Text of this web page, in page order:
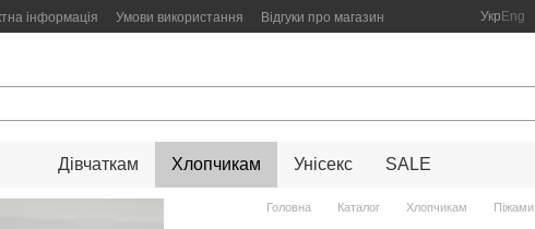
інформація Умови використання Відгуки про магазин Укр Eng
Дівчаткам Хлопчикам Унісекс SALE
Головна Каталог Хлопчикам Піжами